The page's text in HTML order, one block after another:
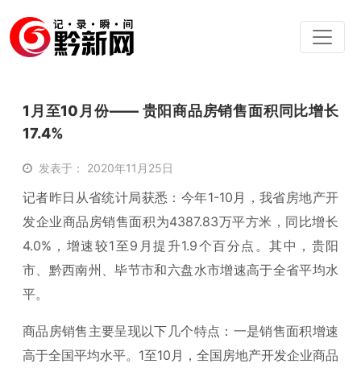
1月至10月份—— 贵阳商品房销售面积同比增长
17.4%
发表于： 2020年11月25日
记者昨日从省统计局获悉：今年1-10月，我省房地产开
发企业商品房销售面积为4387.83万平方米，同比增长
4.0%，增速较1至9月提升1.9个百分点。其中，贵阳
市、黔西南州、毕节市和六盘水市增速高于全省平均水
平。
商品房销售主要呈现以下几个特点：一是销售面积增速
高于全国平均水平。1至10月，全国房地产开发企业商品